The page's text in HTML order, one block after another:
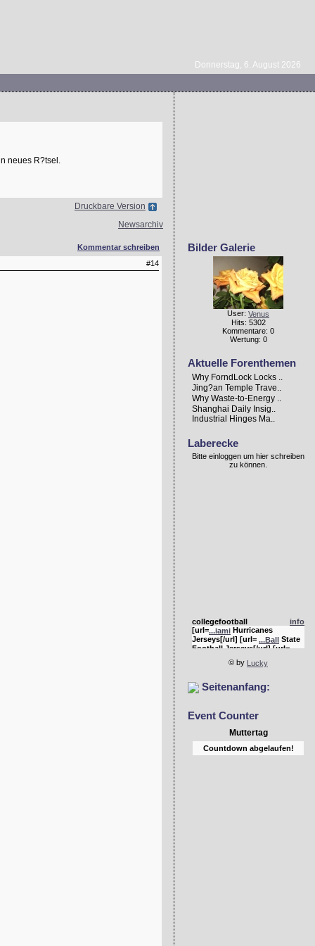
Donnerstag, 6. August 2026
neues R?tsel.
Druckbare Version
Newsarchiv
Kommentar schreiben
#14
Bilder Galerie
User: Venus
Hits: 5302
Kommentare: 0
Wertung: 0
Aktuelle Forenthemen
Why ForndLock Locks ..
Jing?an Temple Trave..
Why Waste-to-Energy ..
Shanghai Daily Insig..
Industrial Hinges Ma..
Laberecke
Bitte einloggen um hier schreiben
zu können.
[url=...iamiHurricanes
Jerseys[/url] [url=...Ball
Football Jerseys[/url] [url=
...rgiaBulldogs Jerseys[/url]
© by
Lucky
Seitenanfang:
Event Counter
Muttertag
Countdown abgelaufen!